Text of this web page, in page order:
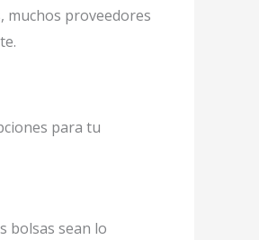
muchos proveedores
para tu
bolsas sean lo